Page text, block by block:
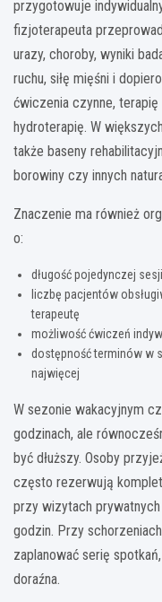
przygotowuje
fizjoterapeuta
urazy, choroby, wyniki
ruchu, siłę mięśni i
ćwiczenia czynne,
hydroterapię. W
także baseny
borowiny czy innych
Znaczenie ma również
o:
długość pojedynczej
liczbę pacjentów
terapeutę
możliwość ćwiczeń
dostępność terminów w
najwięcej
W sezonie wakacyjnym
godzinach, ale
być dłuższy. Osoby
często rezerwują
przy wizytach
godzin. Przy
zaplanować serię
doraźna.